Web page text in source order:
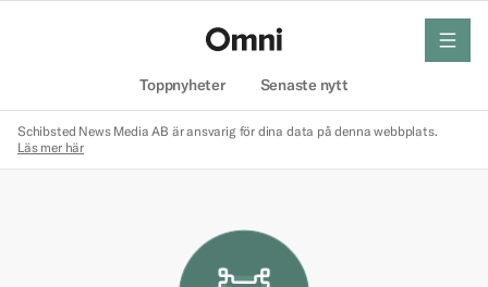
Toppnyheter Senaste nytt
meny
Schibsted News Media AB är ansvarig för dina data på denna webbplats.
Läs mer här